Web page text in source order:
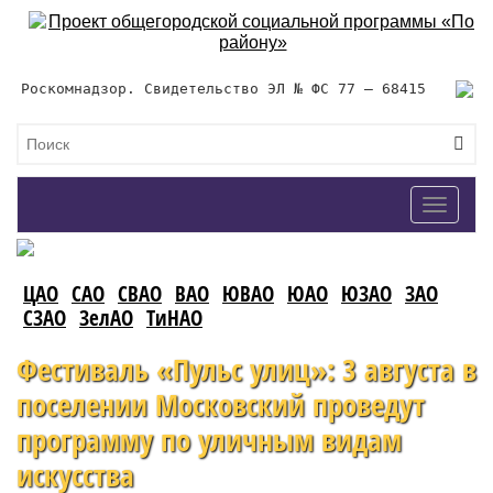
Роскомнадзор. Свидетельство ЭЛ № ФС 77 – 68415
Toggle
ЦАО САО СВАО ВАО ЮВАО ЮАО ЮЗАО ЗАО
СЗАО ЗелАО ТиНАО
Фестиваль «Пульс улиц»: 3 августа в
поселении Московский проведут
программу по уличным видам
искусства